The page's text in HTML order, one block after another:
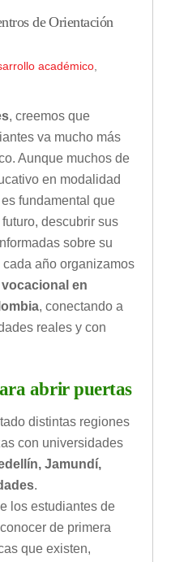
de Orientación
académico
, creemos que
va mucho más
Aunque muchos de
en modalidad
fundamental que
descubrir sus
sobre su
año organizamos
en
, conectando a
reales y con
abrir puertas
distintas regiones
con universidades
Jamundí,
.
los estudiantes de
de primera
que existen,